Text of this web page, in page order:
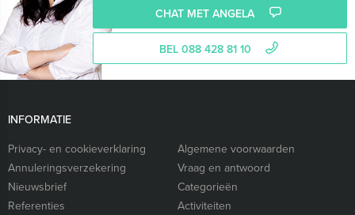
CHAT MET ANGELA
BEL 088 428 81 10
INFORMATIE
Privacy- en cookieverklaring
Algemene voorwaarden
Annuleringsverzekering
Vraag en antwoord
Nieuwsbrief
Categorieën
Referenties
Activiteiten